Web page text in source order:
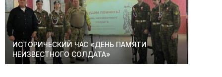
ИСТОРИЧЕСКИЙ ЧАС «ДЕНЬ ПАМЯТИ
НЕИЗВЕСТНОГО СОЛДАТА»